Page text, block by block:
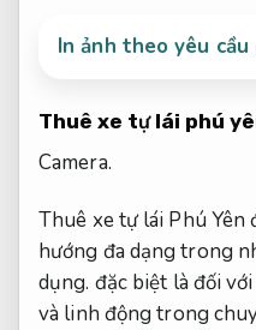
In ảnh theo yêu
Thuê xe tự lái phú
Camera.
Thuê xe tự lái Phú
hướng đa dạng trong
dụng. đặc biệt là đối
và linh động trong